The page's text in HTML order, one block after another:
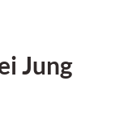
Jung